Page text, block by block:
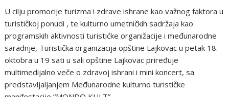
U cilju promocije turizma i zdrave ishrane kao važnog faktora u
turističkoj ponudi , te kulturno umetničkih sadržaja kao
programskih aktivnosti turistićke organižacije i međunarodne
saradnje, Turistička organizacija opštine Lajkovac u petak 18.
oktobra u 19 sati u sali opštine Lajkovac priređuje
multimedijalno veče o zdravoj ishrani i mini koncert, sa
predstavljaljanjem Međunarodne kulturno turističke